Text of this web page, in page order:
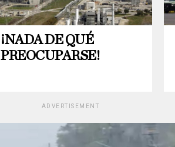
¡NADA DE QUÉ
PREOCUPARSE!
ADVERTISEMENT